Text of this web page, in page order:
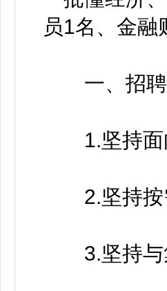
员1名、金融
一、招聘
1.坚持面
2.坚持按
3.坚持与